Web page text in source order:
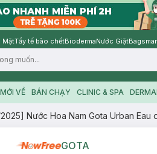
MặtTẩy tế bào chếtBiodermaNước Giặt
VỀ BÁN CHẠY CLINIC & SPA
Nước Hoa Nam Gota Urban Eau
GOTA